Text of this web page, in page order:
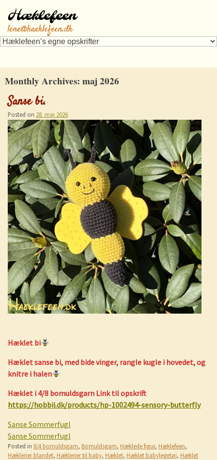
Hæklefeen
lene@haeklefeen.dk
Monthly Archives: maj 2026
Sanse bi.
Posted on 28. maj 2026
Hæklet bi
Hæklet sanse bi, med bide vinger, rangle kugle i hovedet, og
knitre i halen
Hæklet i 4/8 bomuldsgarn Link til opskrift
https://hobbii.dk/products/hp-1002494-sensory-butterfly
Sanse Sommerfugl
Sanse Sommerfugl
Posted in 8/4 bomuldsgarn, Bomuldsgarn, Hæklede figur, Hæklefeen,
Hæklerier blandet, Hæklerier til baby, Hæklet, Hæklet babylegetøj, Hæklet